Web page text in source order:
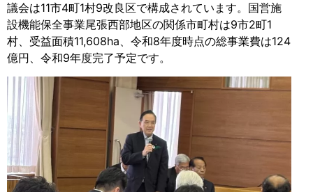
議会は11市4町1村9改良区で構成されています。国営施
設機能保全事業尾張西部地区の関係市町村は9市2町1
村、受益面積11,608ha、令和8年度時点の総事業費は124
億円、令和9年度完了予定です。